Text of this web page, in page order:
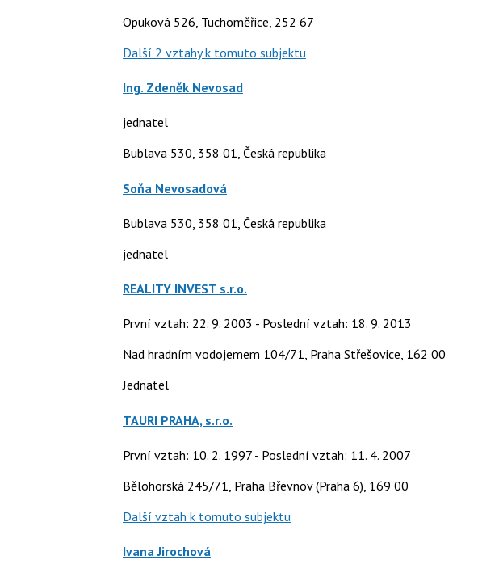
Opuková 526, Tuchoměřice, 252 67
Další 2 vztahy k tomuto subjektu
Ing. Zdeněk Nevosad
jednatel
Bublava 530, 358 01, Česká republika
Soňa Nevosadová
Bublava 530, 358 01, Česká republika
jednatel
REALITY INVEST s.r.o.
První vztah: 22. 9. 2003 - Poslední vztah: 18. 9. 2013
Nad hradním vodojemem 104/71, Praha Střešovice, 162 00
Jednatel
TAURI PRAHA, s.r.o.
První vztah: 10. 2. 1997 - Poslední vztah: 11. 4. 2007
Bělohorská 245/71, Praha Břevnov (Praha 6), 169 00
Další vztah k tomuto subjektu
Ivana Jirochová